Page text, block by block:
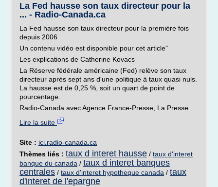
La Fed hausse son taux directeur pour la
... - Radio-Canada.ca
La Fed hausse son taux directeur pour la première fois
depuis 2006
Un contenu vidéo est disponible pour cet article"
Les explications de Catherine Kovacs
La Réserve fédérale américaine (Fed) relève son taux
directeur après sept ans d'une politique à taux quasi nuls.
La hausse est de 0,25 %, soit un quart de point de
pourcentage.
Radio-Canada avec Agence France-Presse, La Presse...
Lire la suite
Site : ici.radio-canada.ca
Thèmes liés : taux d interet hausse / taux d'interet
banque du canada / taux d interet banques
centrales / taux d'interet hypotheque canada / taux
d'interet de l'epargne